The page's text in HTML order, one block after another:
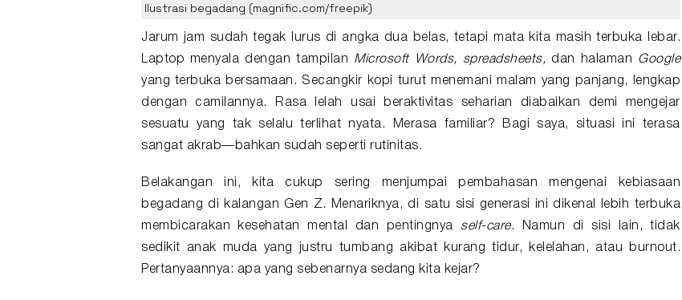
Ilustrasi begadang (magnific.com/freepik)
Jarum jam sudah tegak lurus di angka dua belas, tetapi mata kita masih terbuka lebar.
Laptop menyala dengan tampilan Microsoft Words, spreadsheets, dan halaman Google
yang terbuka bersamaan. Secangkir kopi turut menemani malam yang panjang, lengkap
dengan camilannya. Rasa lelah usai beraktivitas seharian diabaikan demi mengejar
sesuatu yang tak selalu terlihat nyata. Merasa familiar? Bagi saya, situasi ini terasa
sangat akrab—bahkan sudah seperti rutinitas.
Belakangan ini, kita cukup sering menjumpai pembahasan mengenai
kebiasaan
begadang
di kalangan Gen Z. Menariknya, di satu sisi generasi ini dikenal lebih terbuka
membicarakan kesehatan mental dan pentingnya self-care. Namun di sisi lain, tidak
sedikit anak muda yang justru tumbang akibat kurang tidur, kelelahan, atau burnout.
Pertanyaannya: apa yang sebenarnya sedang kita kejar?